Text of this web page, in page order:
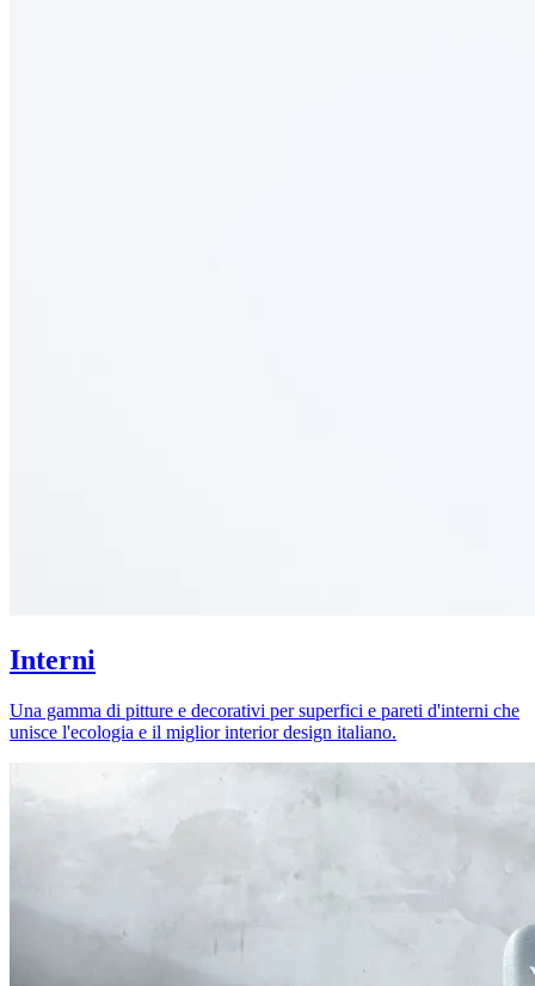
Interni
Una gamma di pitture e decorativi per superfici e pareti d'interni che
unisce l'ecologia e il miglior interior design italiano.